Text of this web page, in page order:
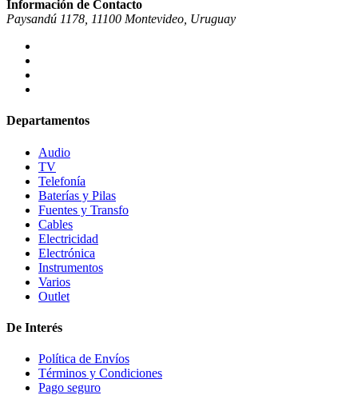
Información de Contacto
Paysandú 1178, 11100 Montevideo, Uruguay
Departamentos
Audio
TV
Telefonía
Baterías y Pilas
Fuentes y Transfo
Cables
Electricidad
Electrónica
Instrumentos
Varios
Outlet
De Interés
Política de Envíos
Términos y Condiciones
Pago seguro